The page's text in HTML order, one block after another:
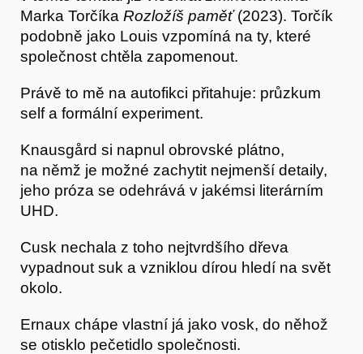
Marka Torčíka Rozložíš paměť(2023). Torčík
podobně jako Louis vzpomíná na ty, které
společnost chtěla zapomenout.
Právě to mě na autofikci přitahuje: průzkum
self a formální experiment.
Knausgård si napnul obrovské plátno,
na němž je možné zachytit nejmenší detaily,
jeho próza se odehrává v jakémsi literárním
UHD.
Cusk nechala z toho nejtvrdšího dřeva
vypadnout suk a vzniklou dírou hledí na svět
okolo.
Ernaux chápe vlastní já jako vosk, do něhož
se otisklo pečetidlo společnosti.